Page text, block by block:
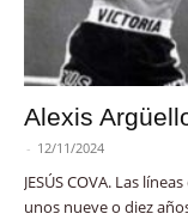
Alexis
- 12/11/2024
JESÚS COVA. Las
unos nueve o diez